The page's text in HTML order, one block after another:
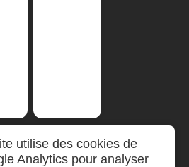
utilise des cookies de
Analytics pour analyser